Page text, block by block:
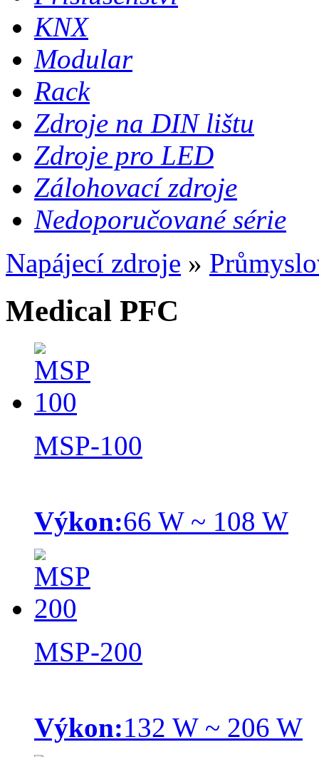
KNX
Modular
Rack
Zdroje na DIN lištu
Zdroje pro LED
Zálohovací zdroje
Nedoporučované série
Napájecí zdroje »
Medical PFC
MSP-100
Výkon:66 W ~ 108 W
MSP-200
Výkon:132 W ~ 206 W